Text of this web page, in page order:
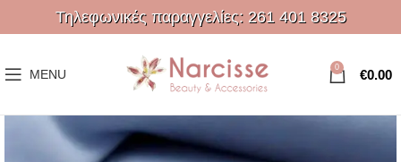
Τηλεφωνικές παραγγελίες: 261 401 8325
MENU 0 €0.00